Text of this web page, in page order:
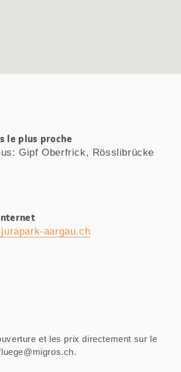
le plus proche
Gipf Oberfrick, Rösslibrücke
aargau.ch
et les prix directement sur le